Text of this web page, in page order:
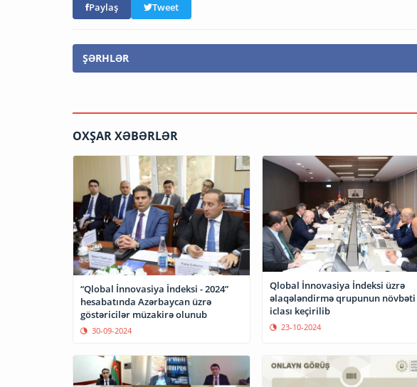
Paylaş Tweet
ŞƏRHLƏR
OXŞAR XƏBƏRLƏR
“Qlobal İnnovasiya İndeksi - 2024”
hesabatında Azərbaycan üzrə
göstəricilər müzakirə olunub
30-09-2024
Qlobal İnnovasiya İndeksi üzrə
əlaqələndirmə qrupunun növbəti
iclası keçirilib
23-10-2024